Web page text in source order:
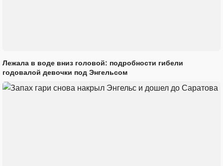
Лежала в воде вниз головой: подробности гибели
годовалой девочки под Энгельсом